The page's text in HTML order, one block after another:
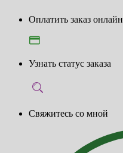
Оплатить заказ онлайн
Узнать статус заказа
Свяжитесь со мной